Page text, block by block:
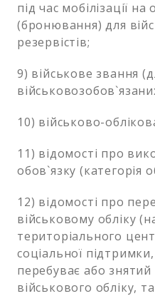
під час мобілізації
(бронювання) для
резервістів;
9) військове звання
10) військово-
11) відомості про
обов`язку (категорія
12) відомості про
військовому обліку
територіального
соціальної
перебуває або
військового обліку,